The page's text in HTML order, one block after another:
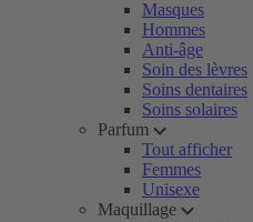
Masques
Hommes
Anti-âge
Soin des lèvres
Soins dentaires
Soins solaires
Parfum
Tout afficher
Femmes
Unisexe
Maquillage